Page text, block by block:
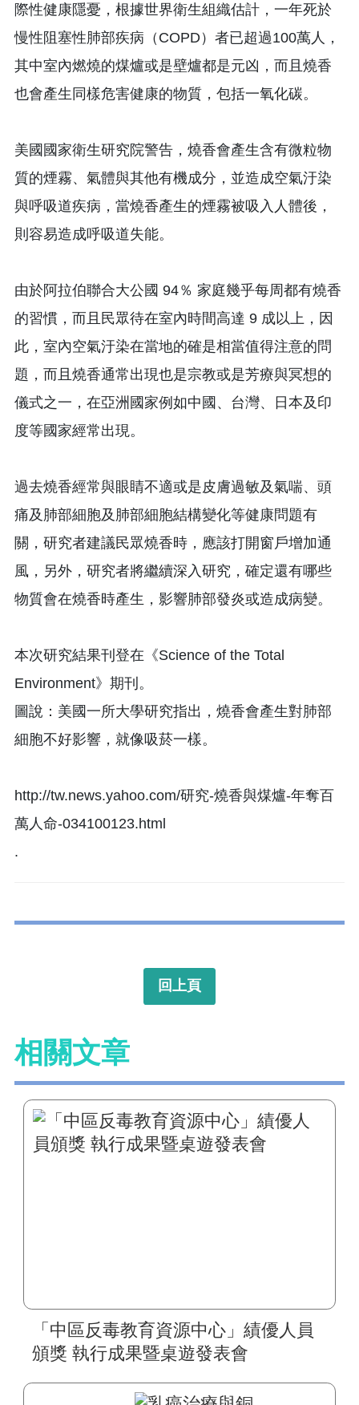
際性健康隱憂，根據世界衛生組織估計，一年死於
慢性阻塞性肺部疾病（COPD）者已超過100萬人，
其中室內燃燒的煤爐或是壁爐都是元凶，而且燒香
也會產生同樣危害健康的物質，包括一氧化碳。
美國國家衛生研究院警告，燒香會產生含有微粒物
質的煙霧、氣體與其他有機成分，並造成空氣汙染
與呼吸道疾病，當燒香產生的煙霧被吸入人體後，
則容易造成呼吸道失能。
由於阿拉伯聯合大公國 94％ 家庭幾乎每周都有燒香
的習慣，而且民眾待在室內時間高達 9 成以上，因
此，室內空氣汙染在當地的確是相當值得注意的問
題，而且燒香通常出現也是宗教或是芳療與冥想的
儀式之一，在亞洲國家例如中國、台灣、日本及印
度等國家經常出現。
過去燒香經常與眼睛不適或是皮膚過敏及氣喘、頭
痛及肺部細胞及肺部細胞結構變化等健康問題有
關，研究者建議民眾燒香時，應該打開窗戶增加通
風，另外，研究者將繼續深入研究，確定還有哪些
物質會在燒香時產生，影響肺部發炎或造成病變。
本次研究結果刊登在《Science of the Total
Environment》期刊。
圖說：美國一所大學研究指出，燒香會產生對肺部
細胞不好影響，就像吸菸一樣。
http://tw.news.yahoo.com/研究-燒香與煤爐-年奪百
萬人命-034100123.html
.
回上頁
相關文章
「中區反毒教育資源中心」績優人員
頒獎 執行成果暨桌遊發表會